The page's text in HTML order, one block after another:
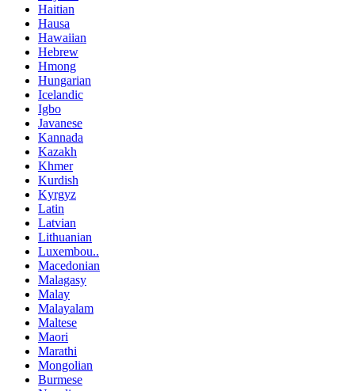
Haitian
Hausa
Hawaiian
Hebrew
Hmong
Hungarian
Icelandic
Igbo
Javanese
Kannada
Kazakh
Khmer
Kurdish
Kyrgyz
Latin
Latvian
Lithuanian
Luxembou..
Macedonian
Malagasy
Malay
Malayalam
Maltese
Maori
Marathi
Mongolian
Burmese